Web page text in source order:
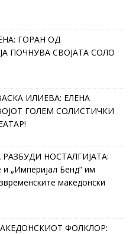
ГОРАН ОД
ПОЧНУВА СВОЈАТА СОЛО
ИЛИЕВА: ЕЛЕНА
ГОЛЕМ СОЛИСТИЧКИ
НОСТАЛГИЈАТА:
и „Империјал Бенд“ им
македонски
ФОЛКЛОР: